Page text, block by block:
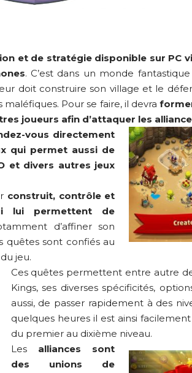
et de stratégie disponible sur PC
. C’est dans un monde
doit construire son village et le
Pour se faire, il devra
joueurs afin d’attaquer les
vous directement
qui permet aussi de
et divers autres jeux
construit, contrôle et
lui permettent de
d’affiner son
quêtes sont confiés au
jeu.
Ces quêtes permettent entre autre
Kings, ses diverses spécificités,
aussi, de passer rapidement à des
quelques heures il est ainsi
du premier au dixième niveau.
Les alliances sont
des unions de